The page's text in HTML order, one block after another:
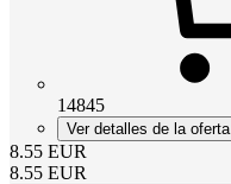
14845
Ver detalles de la oferta
8.55 EUR
8.55 EUR